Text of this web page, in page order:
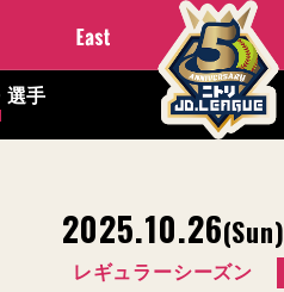
選手
2025.10.26(Sun)
レギュラーシーズン